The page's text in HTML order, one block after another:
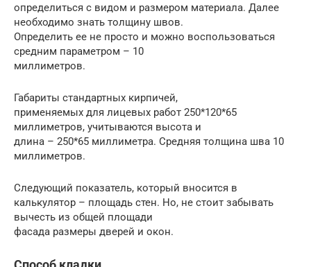
определиться с видом и размером материала. Далее
необходимо знать толщину швов.
Определить ее не просто и можно воспользоваться
средним параметром – 10
миллиметров.
Габариты стандартных кирпичей,
применяемых для лицевых работ 250*120*65
миллиметров, учитываются высота и
длина – 250*65 миллиметра. Средняя толщина шва 10
миллиметров.
Следующий показатель, который вносится в
калькулятор – площадь стен. Но, не стоит забывать
вычесть из общей площади
фасада размеры дверей и окон.